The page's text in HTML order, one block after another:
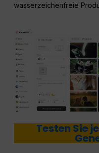
wasserzeichenfreie
Testen Sie